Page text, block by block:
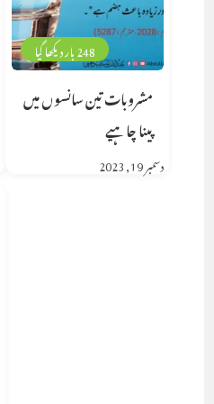
248 بار دیکھا گیا
مشروبات تین سانسوں میں
پینا چاہیے
دسمبر 19, 2023